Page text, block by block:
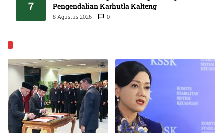
7
Pengendalian Karhutla Kalteng
8 Agustus 2026 0